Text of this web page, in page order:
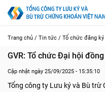
Trang chủ / Tin tức / Tổ chức đăng
GVR: Tổ chức Đại hội
Cập nhật ngày 25/09/2025 - 15:35:10
Tổng công ty Lưu ký và Bù trừ